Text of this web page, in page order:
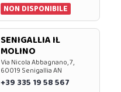
NON DISPONIBILE
SENIGALLIA IL
MOLINO
Via Nicola Abbagnano, 7,
60019 Senigallia AN
+39 335 19 58 567